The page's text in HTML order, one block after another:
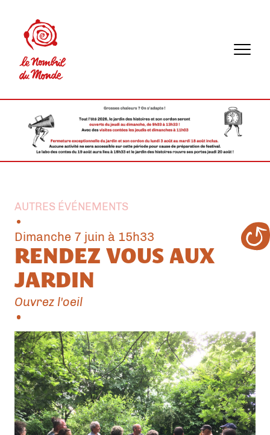
Menu
AUTRES ÉVÉNEMENTS
dimanche 7 juin à 15h33
RENDEZ VOUS AUX
JARDIN
Ouvrez l'oeil